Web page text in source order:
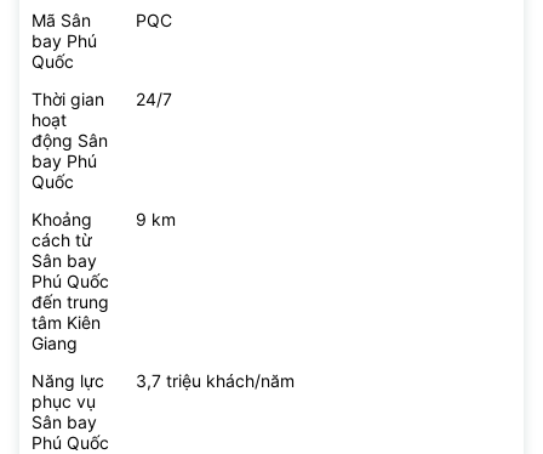
Mã Sân
bay Phú
Quốc
PQC
Thời gian
hoạt
động Sân
bay Phú
Quốc
24/7
Khoảng
cách từ
Sân bay
Phú Quốc
đến trung
tâm Kiên
Giang
9 km
Năng lực
phục vụ
Sân bay
Phú Quốc
3,7 triệu khách/năm